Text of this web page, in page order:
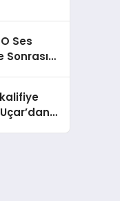
Ses
Sonrası